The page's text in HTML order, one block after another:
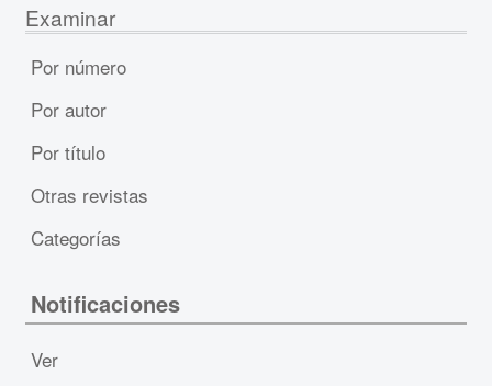
Examinar
Por número
Por autor
Por título
Otras revistas
Categorías
Notificaciones
Ver